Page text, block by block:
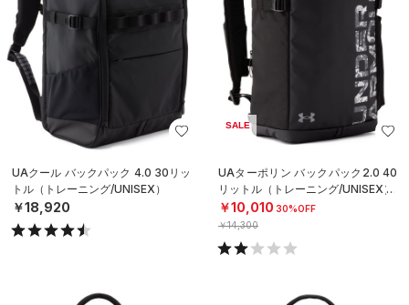
UAクール バックパック 4.0 30リッ
トル（トレーニング/UNISEX）
￥18,920
SALE
UAターポリン バックパック2.0 40
リットル（トレーニング/UNISEX）
￥10,010 30%OFF
￥14,300